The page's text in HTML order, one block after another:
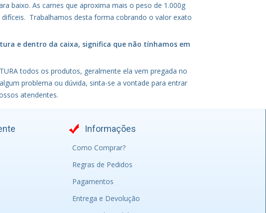
baixo. As carnes que aproxima mais o peso de 1.000g
Trabalhamos desta forma cobrando o valor exato
e dentro da caixa, significa que não tínhamos em
todos os produtos, geralmente ela vem pregada no
problema ou dúvida, sinta-se a vontade para entrar
atendentes.
Informações
Como Comprar?
Regras de Pedidos
Pagamentos
Entrega e Devolução